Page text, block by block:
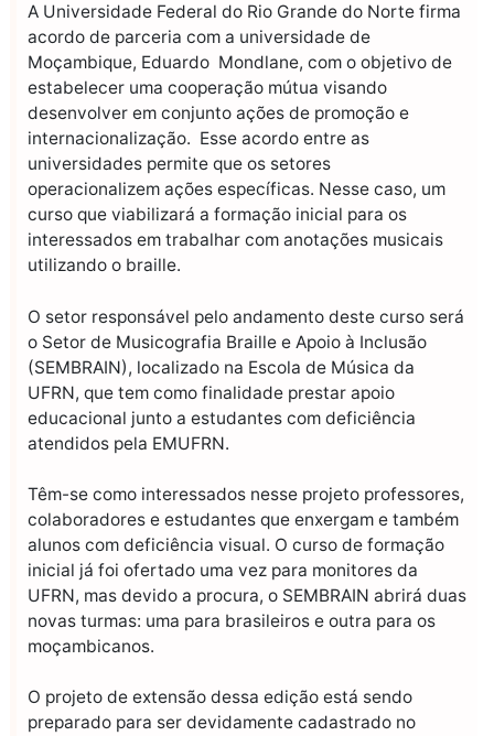
A Universidade Federal do Rio Grande do Norte firma
acordo de parceria com a universidade de
Moçambique, Eduardo Mondlane, com o objetivo de
estabelecer uma cooperação mútua visando
desenvolver em conjunto ações de promoção e
internacionalização. Esse acordo entre as
universidades permite que os setores
operacionalizem ações específicas. Nesse caso, um
curso que viabilizará a formação inicial para os
interessados em trabalhar com anotações musicais
utilizando o braille.
O setor responsável pelo andamento deste curso será
o Setor de Musicografia Braille e Apoio à Inclusão
(SEMBRAIN), localizado na Escola de Música da
UFRN, que tem como finalidade prestar apoio
educacional junto a estudantes com deficiência
atendidos pela EMUFRN.
Têm-se como interessados nesse projeto professores,
colaboradores e estudantes que enxergam e também
alunos com deficiência visual. O curso de formação
inicial já foi ofertado uma vez para monitores da
UFRN, mas devido a procura, o SEMBRAIN abrirá duas
novas turmas: uma para brasileiros e outra para os
moçambicanos.
O projeto de extensão dessa edição está sendo
preparado para ser devidamente cadastrado no